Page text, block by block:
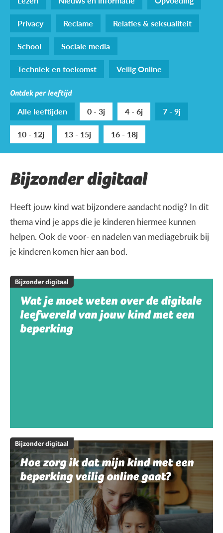
Privacy
Reclame
Relaties & seksualiteit
School
Sociale media
Techniek en toekomst
Veilig Online
Ontdek per leeftijd
Alle leeftijden 0 - 3j 4 - 6j
7 - 9j
10 - 12j
13 - 15j 16 - 18j
Bijzonder digitaal
Heeft jouw kind wat bijzondere aandacht nodig? In dit
thema vind je apps die je kinderen hiermee kunnen
helpen. Ook de voor- en nadelen van mediagebruik bij
je kinderen komen hier aan bod.
Bijzonder digitaal
Wat je moet weten over de digitale
leefwereld van jouw kind met een
beperking
Bijzonder digitaal
Hoe zorg ik dat mijn kind met een
beperking veilig online gaat?